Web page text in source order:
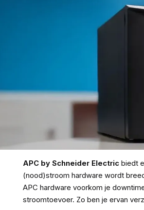
APC by Schneider Electric biedt
(nood)stroom hardware wordt
APC hardware voorkom je
stroomtoevoer. Zo ben je ervan